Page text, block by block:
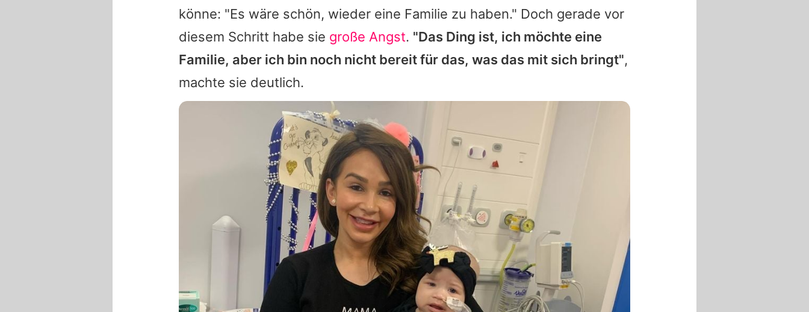
könne: "Es wäre schön, wieder eine Familie zu haben." Doch gerade vor
diesem Schritt habe sie große Angst. "Das Ding ist, ich möchte eine
Familie, aber ich bin noch nicht bereit für das, was das mit sich bringt",
machte sie deutlich.